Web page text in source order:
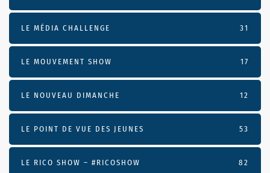
LE MÉDIA CHALLENGE 31
LE MOUVEMENT SHOW 17
LE NOUVEAU DIMANCHE 12
LE POINT DE VUE DES JEUNES 53
LE RICO SHOW – #RICOSHOW 82